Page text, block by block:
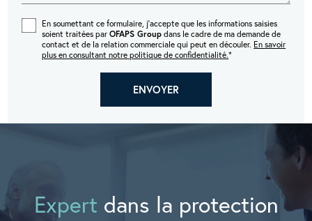
En soumettant ce formulaire, j'accepte que les informations saisies
soient traitées parOFAPS Group dans le cadre de ma demande de
contact et de la relation commerciale qui peut en découler. En savoir
plus en consultant notre politique de confidentialité.*
Expert dans la protection